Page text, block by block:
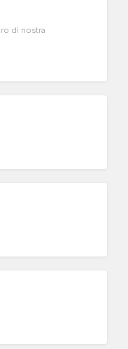
di nostra